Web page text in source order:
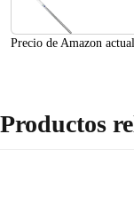
Precio de Amazon
Productos